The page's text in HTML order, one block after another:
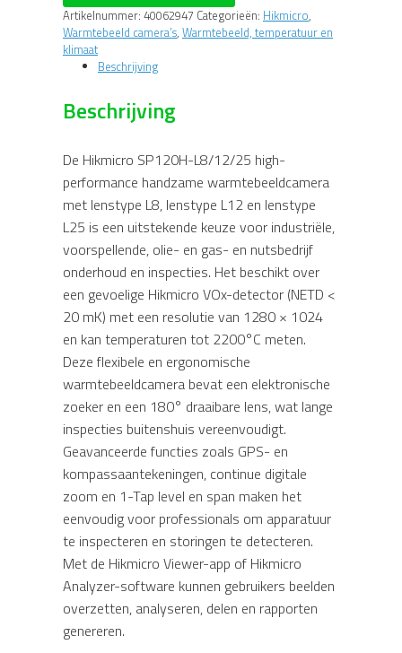
camera
aantal
Artikelnummer: 40062947 Categorieën: Hikmicro,
Warmtebeeld camera’s, Warmtebeeld, temperatuur en
klimaat
Beschrijving
Beschrijving
De Hikmicro SP120H-L8/12/25 high-
performance handzame warmtebeeldcamera
met lenstype L8, lenstype L12 en lenstype
L25 is een uitstekende keuze voor industriële,
voorspellende, olie- en gas- en nutsbedrijf
onderhoud en inspecties. Het beschikt over
een gevoelige Hikmicro VOx-detector (NETD <
20 mK) met een resolutie van 1280 × 1024
en kan temperaturen tot 2200°C meten.
Deze flexibele en ergonomische
warmtebeeldcamera bevat een elektronische
zoeker en een 180° draaibare lens, wat lange
inspecties buitenshuis vereenvoudigt.
Geavanceerde functies zoals GPS- en
kompassaantekeningen, continue digitale
zoom en 1-Tap level en span maken het
eenvoudig voor professionals om apparatuur
te inspecteren en storingen te detecteren.
Met de Hikmicro Viewer-app of Hikmicro
Analyzer-software kunnen gebruikers beelden
overzetten, analyseren, delen en rapporten
genereren.